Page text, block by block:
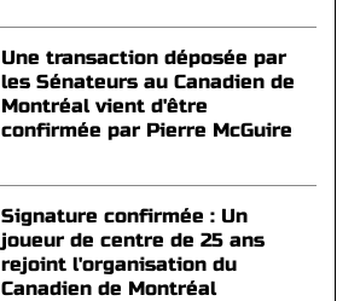
Une transaction déposée par
les Sénateurs au Canadien de
Montréal vient d'être
confirmée par Pierre McGuire
Signature confirmée : Un
joueur de centre de 25 ans
rejoint l'organisation du
Canadien de Montréal